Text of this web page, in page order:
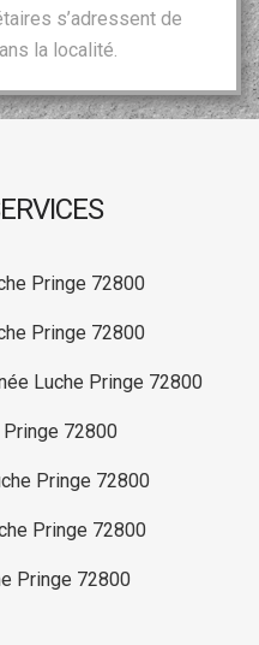
s’adressent de
la localité.
Pringe 72800
Pringe 72800
Luche Pringe 72800
Pringe 72800
Pringe 72800
Pringe 72800
Pringe 72800